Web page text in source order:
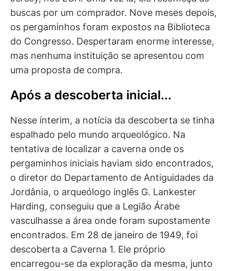
buscas por um comprador. Nove meses depois,
os pergaminhos foram expostos na Biblioteca
do Congresso. Despertaram enorme interesse,
mas nenhuma instituição se apresentou com
uma proposta de compra.
Após a descoberta inicial...
Nesse ínterim, a notícia da descoberta se tinha
espalhado pelo mundo arqueológico. Na
tentativa de localizar a caverna onde os
pergaminhos iniciais haviam sido encontrados,
o diretor do Departamento de Antiguidades da
Jordânia, o arqueólogo inglês G. Lankester
Harding, conseguiu que a Legião Árabe
vasculhasse a área onde foram supostamente
encontrados. Em 28 de janeiro de 1949, foi
descoberta a Caverna 1. Ele próprio
encarregou-se da exploração da mesma, junto